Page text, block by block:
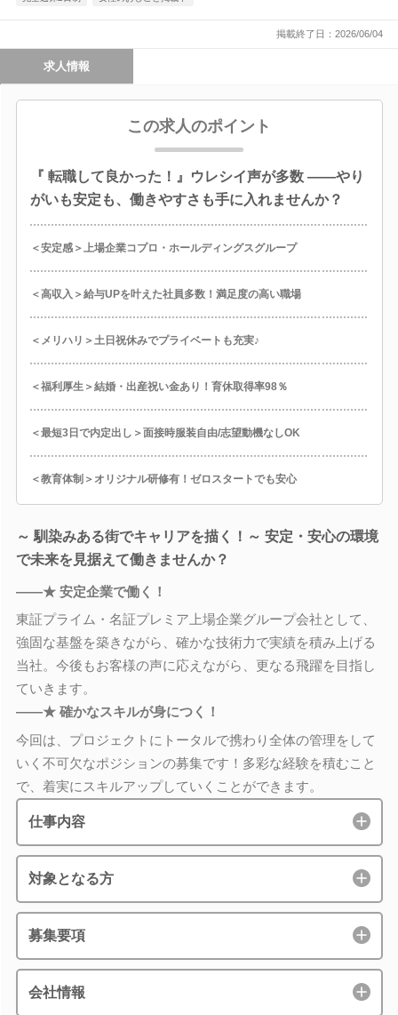
掲載終了日：2026/06/04
求人情報
この求人のポイント
『 転職して良かった！』ウレシイ声が多数 ――やり
がいも安定も、働きやすさも手に入れませんか？
＜安定感＞上場企業コプロ・ホールディングスグループ
＜高収入＞給与UPを叶えた社員多数！満足度の高い職場
＜メリハリ＞土日祝休みでプライベートも充実♪
＜福利厚生＞結婚・出産祝い金あり！育休取得率98％
＜最短3日で内定出し＞面接時服装自由/志望動機なしOK
＜教育体制＞オリジナル研修有！ゼロスタートでも安心
～ 馴染みある街でキャリアを描く！～ 安定・安心の環境
で未来を見据えて働きませんか？
――★ 安定企業で働く！
東証プライム・名証プレミア上場企業グループ会社として、
強固な基盤を築きながら、確かな技術力で実績を積み上げる
当社。今後もお客様の声に応えながら、更なる飛躍を目指し
ていきます。
――★ 確かなスキルが身につく！
今回は、プロジェクトにトータルで携わり全体の管理をして
いく不可欠なポジションの募集です！多彩な経験を積むこと
で、着実にスキルアップしていくことができます。
仕事内容
対象となる方
募集要項
会社情報